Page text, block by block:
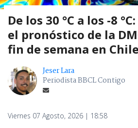
De los 30 °C a los -8
el pronóstico de la
fin de semana en Chile
Jeser Lara
Periodista BBCL Contigo
Viernes 07 Agosto, 2026 | 18:58